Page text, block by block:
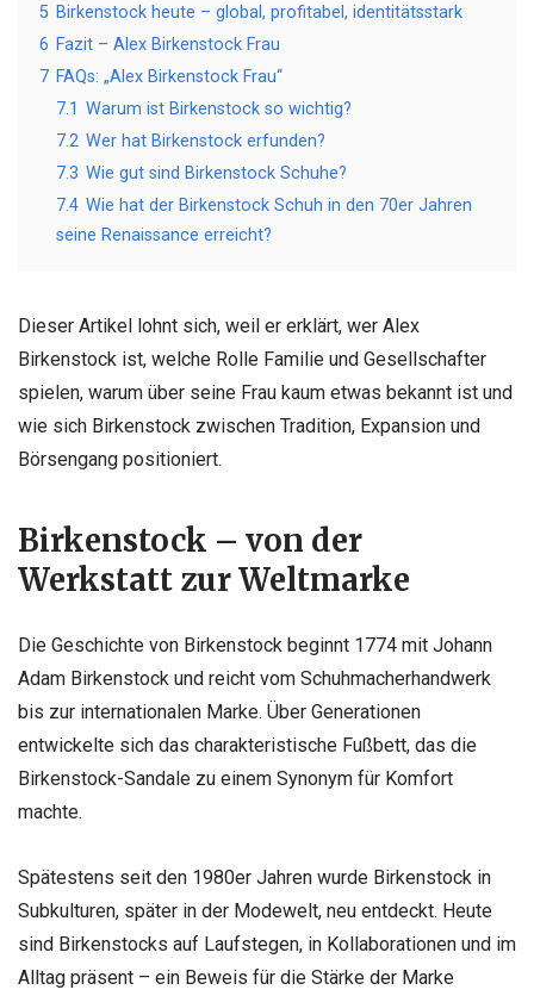
5 Birkenstock heute – global, profitabel, identitätsstark
6 Fazit – Alex Birkenstock Frau
7 FAQs: „Alex Birkenstock Frau“
7.1 Warum ist Birkenstock so wichtig?
7.2 Wer hat Birkenstock erfunden?
7.3 Wie gut sind Birkenstock Schuhe?
7.4 Wie hat der Birkenstock Schuh in den 70er Jahren
seine Renaissance erreicht?
Dieser Artikel lohnt sich, weil er erklärt, wer Alex
Birkenstock ist, welche Rolle Familie und Gesellschafter
spielen, warum über seine Frau kaum etwas bekannt ist und
wie sich Birkenstock zwischen Tradition, Expansion und
Börsengang positioniert.
Birkenstock – von der
Werkstatt zur Weltmarke
Die Geschichte von Birkenstock beginnt 1774 mit Johann
Adam Birkenstock und reicht vom Schuhmacherhandwerk
bis zur internationalen Marke. Über Generationen
entwickelte sich das charakteristische Fußbett, das die
Birkenstock-Sandale zu einem Synonym für Komfort
machte.
Spätestens seit den 1980er Jahren wurde Birkenstock in
Subkulturen, später in der Modewelt, neu entdeckt. Heute
sind Birkenstocks auf Laufstegen, in Kollaborationen und im
Alltag präsent – ein Beweis für die Stärke der Marke